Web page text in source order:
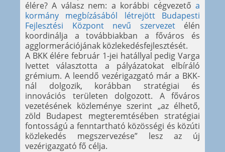
élére? A válasz nem: a korábbi cégvezető a
kormány megbízásából létrejött Budapesti
Fejlesztési Központ nevű szervezetélén
koordinálja a továbbiakban a főváros és
agglormerációjának közlekedésfejlesztését.
A BKK élére február 1-jei hatállyal pedig Varga
Ivettet választotta a pályázatokat elbíráló
grémium. A leendő vezérigazgató már a BKK-
nál dolgozik, korábban stratégiai és
innovációs területen dolgozott. A főváros
vezetésének közleménye szerint „az élhető,
zöld Budapest megteremtésében stratégiai
fontosságú a fenntartható közösségi és közúti
közlekedés megszervezése” lesz az új
vezérigazgató fő célja.